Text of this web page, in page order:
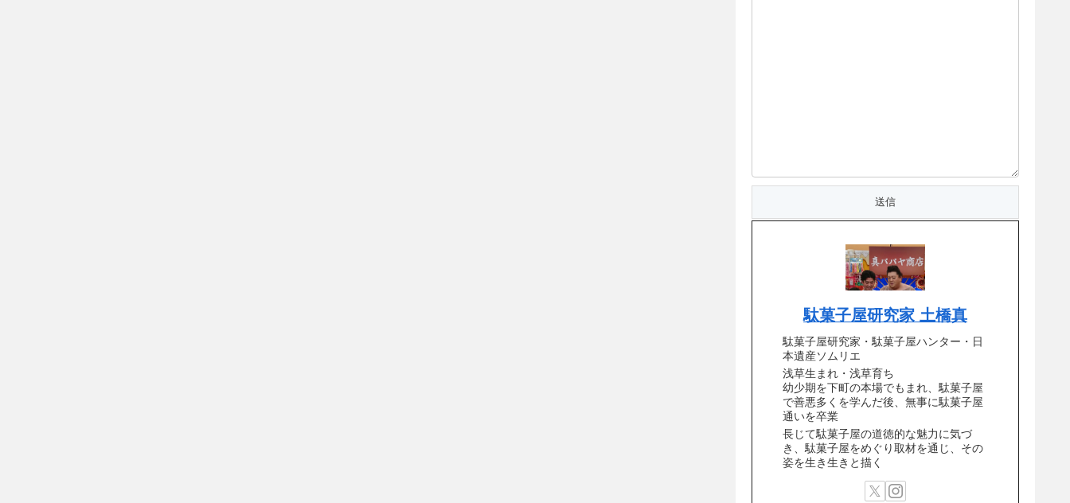
駄菓子屋研究家 土橋真
駄菓子屋研究家・駄菓子屋ハンター・日
本遺産ソムリエ
浅草生まれ・浅草育ち
幼少期を下町の本場でもまれ、駄菓子屋
で善悪多くを学んだ後、無事に駄菓子屋
通いを卒業
長じて駄菓子屋の道徳的な魅力に気づ
き、駄菓子屋をめぐり取材を通じ、その
姿を生き生きと描く